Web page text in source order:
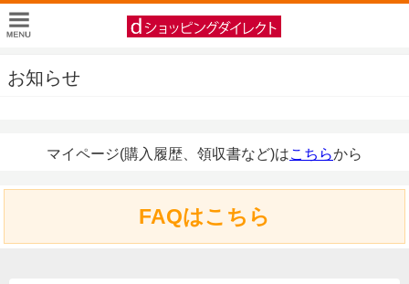
お知らせ
マイページ(購入履歴、領収書など)はこちらから
FAQはこちら